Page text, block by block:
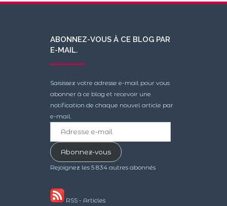
ABONNEZ-VOUS À CE BLOG PAR
E-MAIL.
Saisissez votre adresse e-mail pour vous
abonner à ce blog et recevoir une
notification de chaque nouvel article par
e-mail.
mailAbonnez-vous
Rejoignez les 5 834 autres abonnés
RSS - Articles